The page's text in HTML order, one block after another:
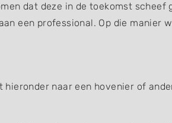
dat deze in de toekomst scheef
een professional. Op die manier
naar een hovenier of